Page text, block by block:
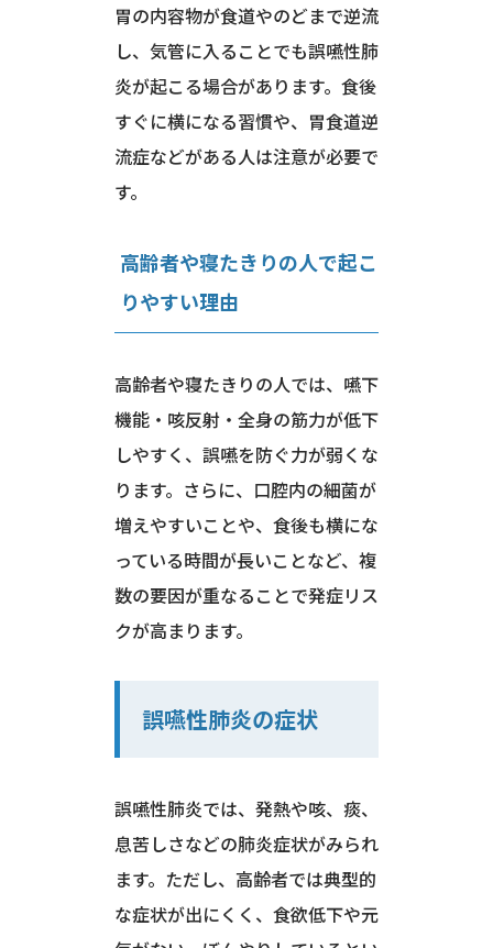
胃の内容物が食道やのどまで逆流
し、気管に入ることでも誤嚥性肺
炎が起こる場合があります。食後
すぐに横になる習慣や、胃食道逆
流症などがある人は注意が必要で
す。
高齢者や寝たきりの人で起こ
りやすい理由
高齢者や寝たきりの人では、嚥下
機能・咳反射・全身の筋力が低下
しやすく、誤嚥を防ぐ力が弱くな
ります。さらに、口腔内の細菌が
増えやすいことや、食後も横にな
っている時間が長いことなど、複
数の要因が重なることで発症リス
クが高まります。
誤嚥性肺炎の症状
誤嚥性肺炎では、発熱や咳、痰、
息苦しさなどの肺炎症状がみられ
ます。ただし、高齢者では典型的
な症状が出にくく、食欲低下や元